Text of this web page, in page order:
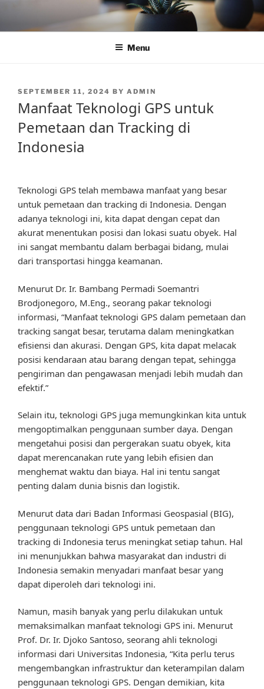
content
Menu
POSTED
SEPTEMBER 11, 2024 BY ADMIN
Manfaat Teknologi GPS untuk
Pemetaan dan Tracking di
Indonesia
Teknologi GPS telah membawa manfaat yang besar
untuk pemetaan dan tracking di Indonesia. Dengan
adanya teknologi ini, kita dapat dengan cepat dan
akurat menentukan posisi dan lokasi suatu obyek. Hal
ini sangat membantu dalam berbagai bidang, mulai
dari transportasi hingga keamanan.
Menurut Dr. Ir. Bambang Permadi Soemantri
Brodjonegoro, M.Eng., seorang pakar teknologi
informasi, “Manfaat teknologi GPS dalam pemetaan dan
tracking sangat besar, terutama dalam meningkatkan
efisiensi dan akurasi. Dengan GPS, kita dapat melacak
posisi kendaraan atau barang dengan tepat, sehingga
pengiriman dan pengawasan menjadi lebih mudah dan
efektif.”
Selain itu, teknologi GPS juga memungkinkan kita untuk
mengoptimalkan penggunaan sumber daya. Dengan
mengetahui posisi dan pergerakan suatu obyek, kita
dapat merencanakan rute yang lebih efisien dan
menghemat waktu dan biaya. Hal ini tentu sangat
penting dalam dunia bisnis dan logistik.
Menurut data dari Badan Informasi Geospasial (BIG),
penggunaan teknologi GPS untuk pemetaan dan
tracking di Indonesia terus meningkat setiap tahun. Hal
ini menunjukkan bahwa masyarakat dan industri di
Indonesia semakin menyadari manfaat besar yang
dapat diperoleh dari teknologi ini.
Namun, masih banyak yang perlu dilakukan untuk
memaksimalkan manfaat teknologi GPS ini. Menurut
Prof. Dr. Ir. Djoko Santoso, seorang ahli teknologi
informasi dari Universitas Indonesia, “Kita perlu terus
mengembangkan infrastruktur dan keterampilan dalam
penggunaan teknologi GPS. Dengan demikian, kita